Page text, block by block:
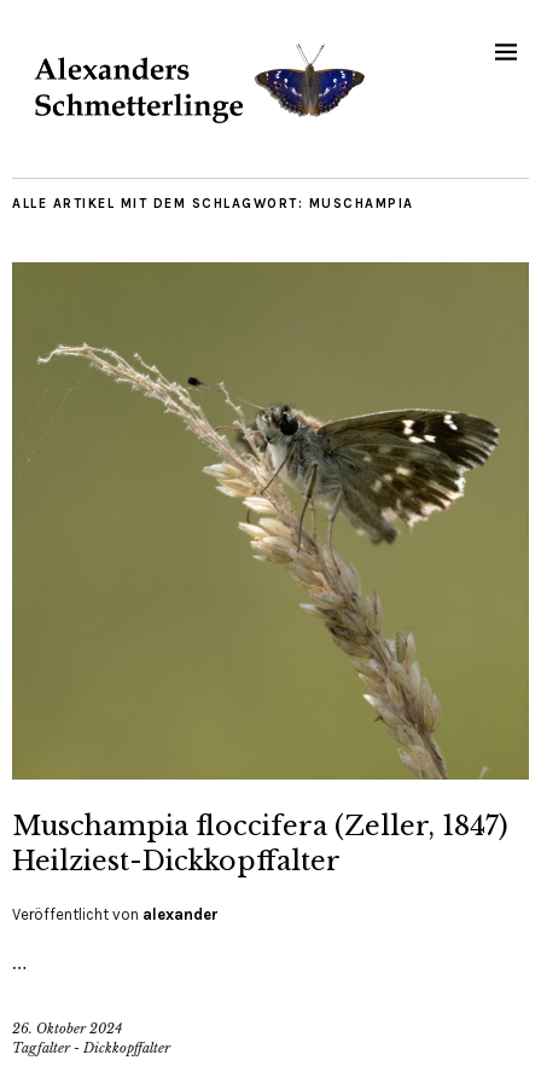
ALLE ARTIKEL MIT DEM SCHLAGWORT: MUSCHAMPIA
Muschampia floccifera (Zeller, 1847)
Heilziest-Dickkopffalter
Veröffentlicht von alexander
…
26. Oktober 2024
Tagfalter - Dickkopffalter